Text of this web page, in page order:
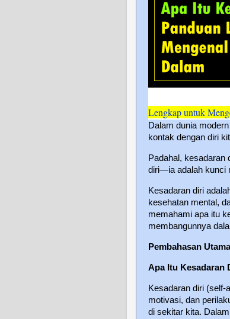
Lengkap untuk
Dalam dunia
kontak dengan diri
Padahal, kesadaran
diri—ia adalah kunci
Kesadaran diri
kesehatan mental,
memahami apa itu
membangunnya
Pembahasan Utama
Apa Itu Kesadaran
Kesadaran diri
motivasi, dan
di sekitar kita.